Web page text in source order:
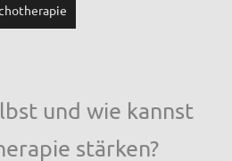
und wie kannst
stärken?